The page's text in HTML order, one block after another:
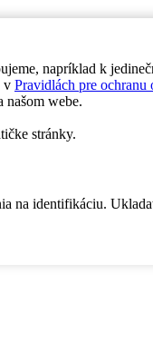
napríklad k
v Pravidlách pre ochranu
našom webe.
stránky.
identifikáciu.